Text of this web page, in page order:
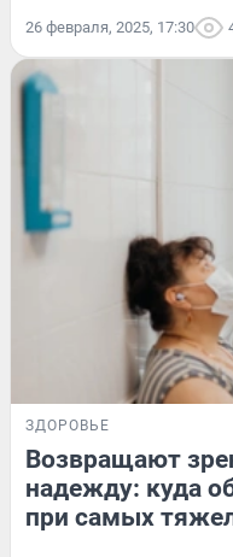
26 февраля, 2025, 17:30
ЗДОРОВЬЕ
Возвращают
надежду: куда
при самых